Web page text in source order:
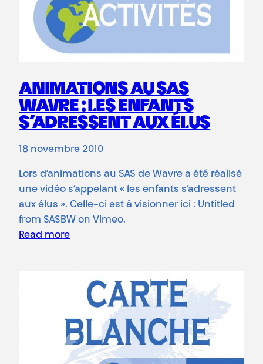
ANIMATIONS AU SAS
WAVRE : LES ENFANTS
S’ADRESSENT AUX ÉLUS
18 novembre 2010
Lors d’animations au SAS de Wavre a été réalisé
une vidéo s’appelant « les enfants s’adressent
aux élus ». Celle-ci est à visionner ici : Untitled
from SASBW on Vimeo.
Read more